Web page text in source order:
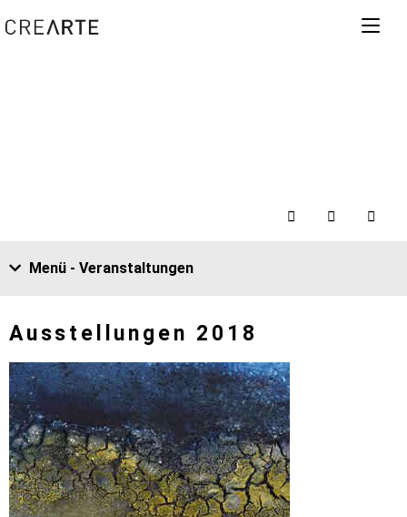
Menü - Veranstaltungen
Ausstellungen 2018